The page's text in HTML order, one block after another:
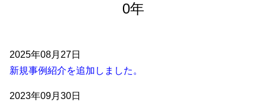
0年
2025年08月27日
新規事例紹介を追加しました。
2023年09月30日